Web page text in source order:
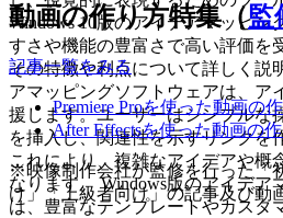
Windows 10版のアイデアマッピ
すさや機能の豊富さで高い評価を
その特徴や利点について詳しく説
アマッピングソフトウェアは、ア
援します。ユーザーはシンプルな
を挿入し、関連性を示すリンクを
これにより、複雑なアイデアや概
なります。 Windows版のアイデア
は、豊富なテンプレートやカスタ
動画の作り方特集（監
記事一覧をみる
Premiere Proを使った動画の
After Effectsを使った動画の
※映像制作会社が監修を行った「
け」「上級者向け」の記事及び動